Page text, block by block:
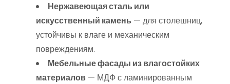
Нержавеющая сталь или
искусственный камень — для столешниц,
устойчивы к влаге и механическим
повреждениям.
Мебельные фасады из влагостойких
материалов — МДФ с ламинированным